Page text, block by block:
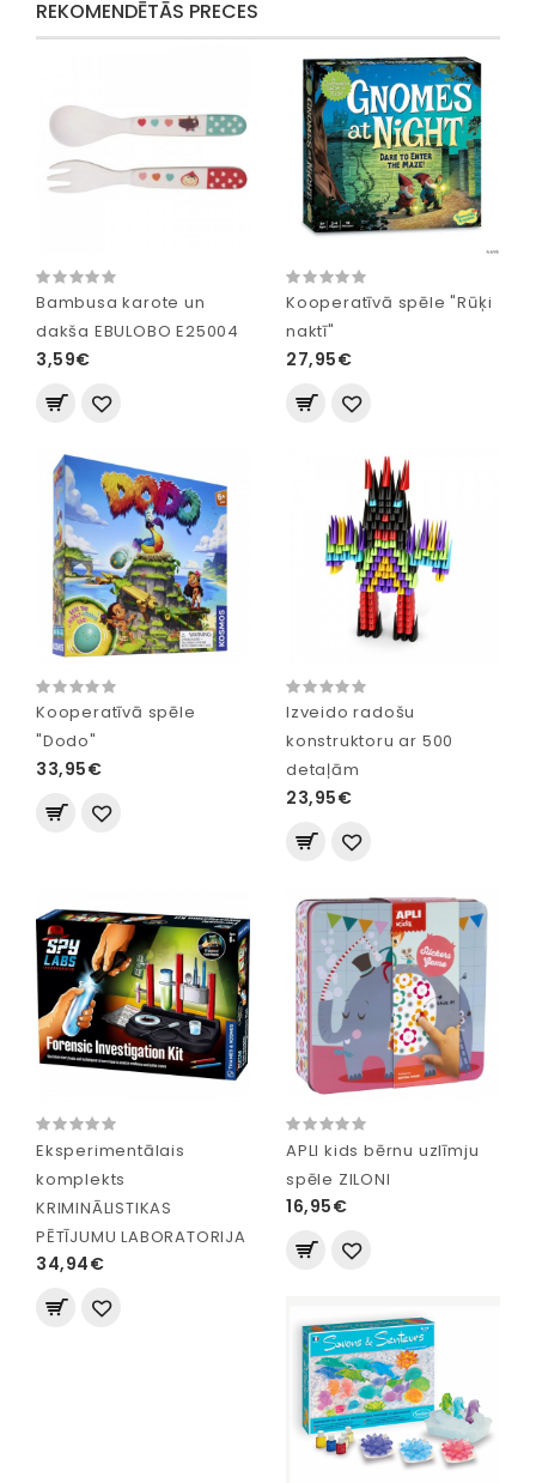
REKOMENDĒTĀS PRECES
Bambusa karote un
dakša EBULOBO E25004
3,59€
Kooperatīvā spēle "Rūķi
naktī"
27,95€
Kooperatīvā spēle
"Dodo"
33,95€
Izveido radošu
konstruktoru ar 500
detaļām
23,95€
Eksperimentālais
komplekts
KRIMINĀLISTIKAS
PĒTĪJUMU LABORATORIJA
34,94€
APLI kids bērnu uzlīmju
spēle ZILONI
16,95€